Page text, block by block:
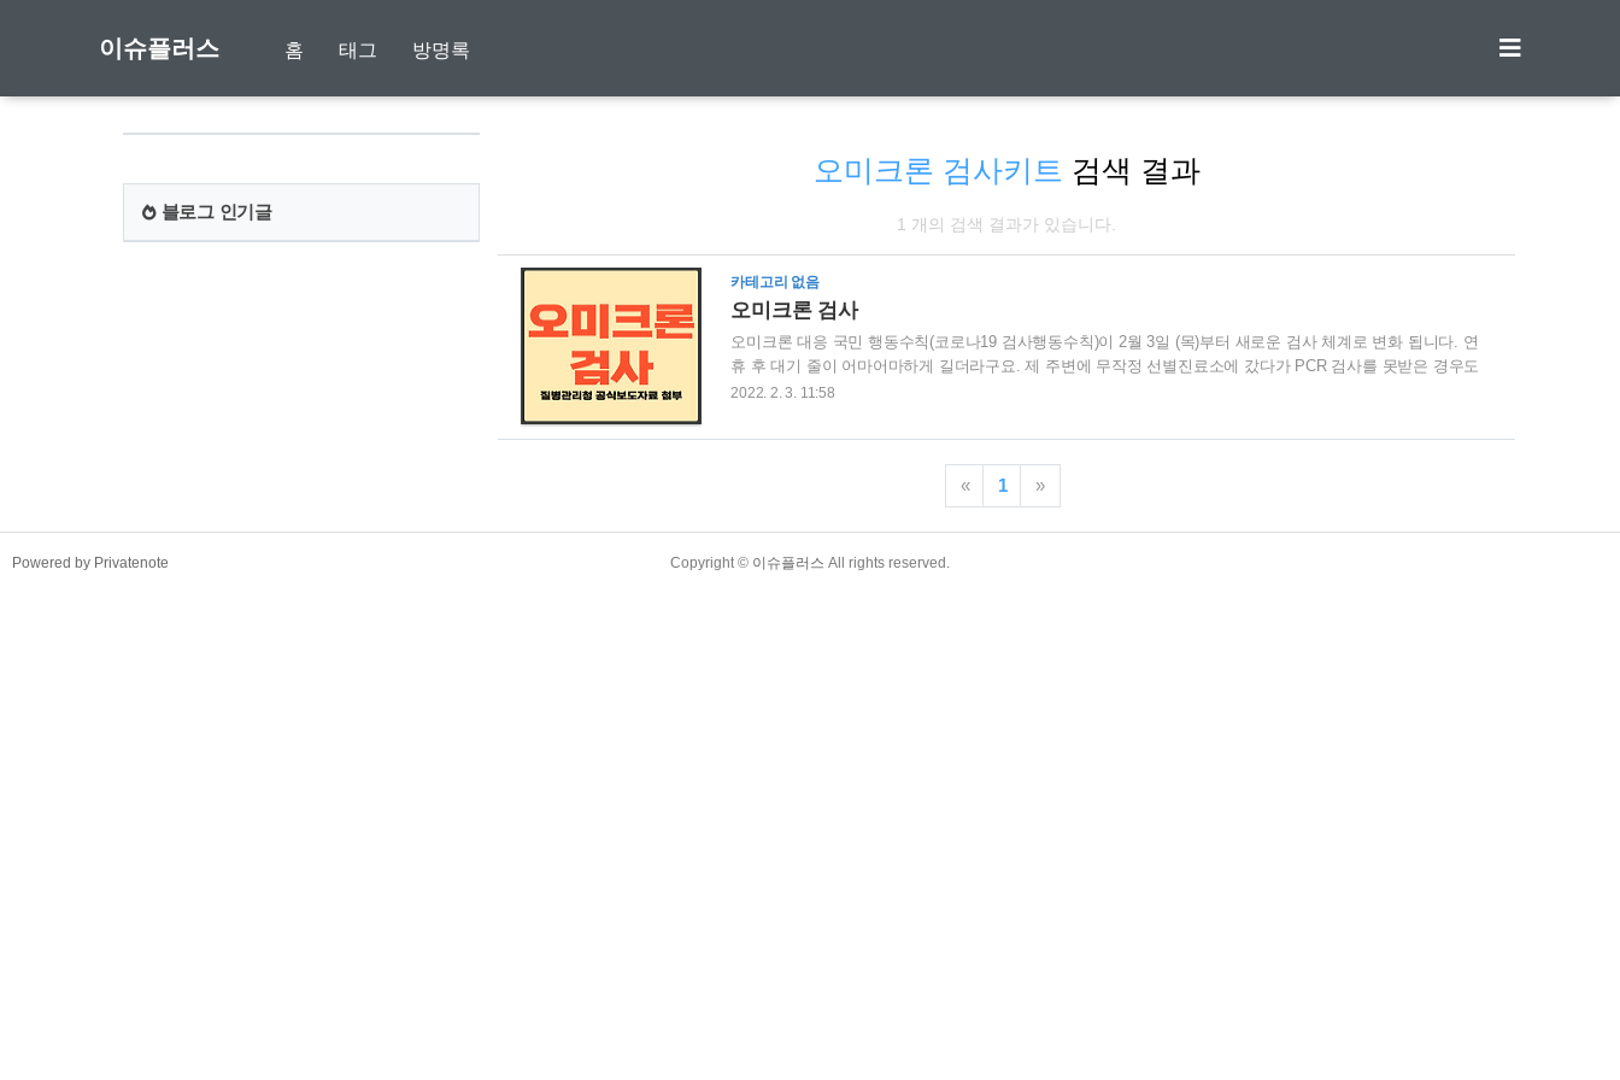
이슈플러스 홈 태그 방명록
오미크론 검사키트 검색 결과
1 개의 검색 결과가 있습니다.
카테고리 없음
오미크론 검사
오미크론 대응 국민 행동수칙(코로나19 검사행동수칙)이 2월 3일 (목)부터 새로운 검사 체계로 변화 됩니다. 연
휴 후 대기 줄이 어마어마하게 길더라구요. 제 주변에 무작정 선별진료소에 갔다가 PCR 검사를 못받은 경우도
있었습니다.ㅠㅠ 변화된 오미크론 검사 체계를 확인 및 숙지하셔서 혼선을 줄이시길 바랍니다. I. 변화된 검사 대
사 대상자 II. 변화된 검사 체계 1. 호흡기 클리닉 등 지정 의료기관 2. 선별진료소 3. 방역패스 활용 *질병관리청
공식보도자료(1.27자) I. 변화된 검사 대상자 1. 만 60세 이상, 고위험군 - 증상 여부와 상관 없이 PCR 가능(본인
2022. 2. 3. 11:58
« 1 »
블로그 인기글
Powered by Privatenote Copyright © 이슈플러스 All rights reserved.
TistoryWhaleSkin3.4